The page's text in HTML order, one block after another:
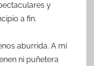
y
a fin.
aburrida. A mí
ni puñetera